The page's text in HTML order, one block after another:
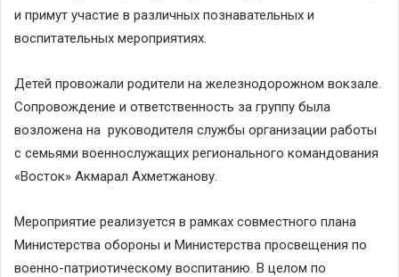
и примут участие в различных познавательных и
воспитательных мероприятиях.
Детей провожали родители на железнодорожном вокзале.
Сопровождение и ответственность за группу была
возложена на руководителя службы организации работы
с семьями военнослужащих регионального командования
«Восток» Акмарал Ахметжанову.
Мероприятие реализуется в рамках совместного плана
Министерства обороны и Министерства просвещения по
военно-патриотическому воспитанию. В целом по